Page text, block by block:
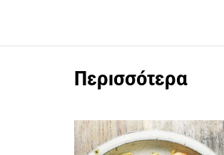
Περισσότερα